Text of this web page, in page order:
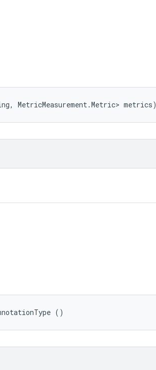
MetricMeasurement.Metric> metrics)
()